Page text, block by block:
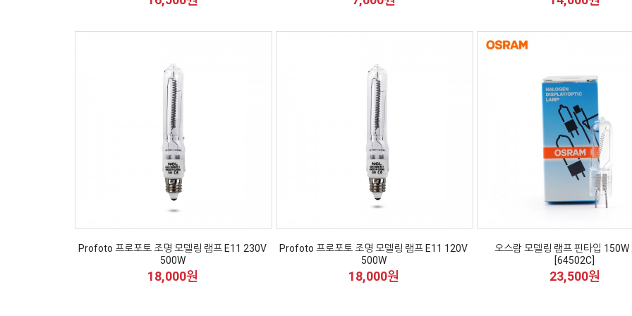
Profoto 프로포토 조명 모델링 램프 E11 230V
500W
18,000원
Profoto 프로포토 조명 모델링 램프 E11 120V
500W
18,000원
오스람 모델링 램프 핀타입
[64502C]
23,500원